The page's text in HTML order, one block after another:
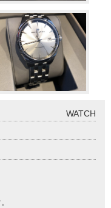
WATCH